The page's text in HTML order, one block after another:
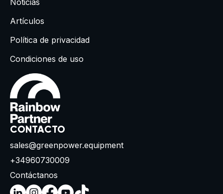
Noticias
Artículos
Política de privacidad
Condiciones de uso
CONTACTO
sales@greenpower.equipment
+34960730009
Contáctanos